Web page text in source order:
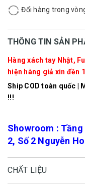
Đổi hàng trong
THÔNG TIN SẢN
Hàng xách tay Nhật,
hiện hàng giả xin đền
Ship COD toàn quốc |
!!!
Showroom : Tầng
2, Số 2 Nguyễn
CHẤT LIỆU